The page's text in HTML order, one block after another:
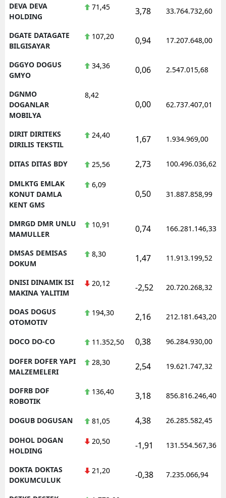
DEVA DEVA
HOLDING
71,45 3,78 33.764.732,60
DGATE DATAGATE
BILGISAYAR
107,20 0,94 17.207.648,00
DGGYO DOGUS
GMYO
34,36 0,06 2.547.015,68
DGNMO
DOGANLAR
MOBILYA
8,42
0,00 62.737.407,01
DIRIT DIRITEKS
DIRILIS TEKSTIL
24,40 1,67 1.934.969,00
DITAS DITAS BDY 25,56 2,73 100.496.036,62
DMLKTG EMLAK
KONUT DAMLA
KENT GMS
6,09
0,50 31.887.858,99
DMRGD DMR UNLU
MAMULLER
10,91 0,74 166.281.146,33
DMSAS DEMISAS
DOKUM
8,30 1,47 11.913.199,52
DNISI DINAMIK ISI
MAKINA YALITIM
20,12 -2,52 20.720.268,32
DOAS DOGUS
OTOMOTIV
194,30 2,16 212.181.643,20
DOCO DO-CO 11.352,50 0,38 96.284.930,00
DOFER DOFER YAPI
MALZEMELERI
28,30 2,54 19.621.747,32
DOFRB DOF
ROBOTIK
136,40 3,18 856.816.246,40
DOGUB DOGUSAN 81,05 4,38 26.285.582,45
DOHOL DOGAN
HOLDING
20,50 -1,91 131.554.567,36
DOKTA DOKTAS
DOKUMCULUK
21,20 -0,38 7.235.066,94